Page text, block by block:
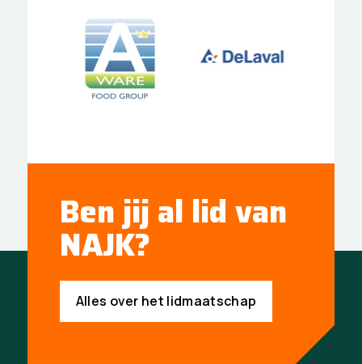
Ben jij al lid van
NAJK?
Alles over het lidmaatschap